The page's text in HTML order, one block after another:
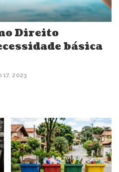
Direito
básica
17, 2023